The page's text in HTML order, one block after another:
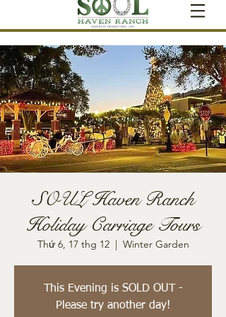
SOUL Haven Ranch
Holiday Carriage Tours
Thứ 6, 17 thg 12
  |
Winter Garden
This Evening is SOLD OUT -
Please try another day!